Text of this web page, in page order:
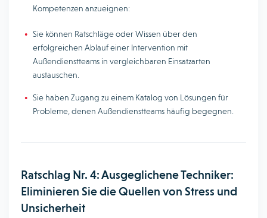
Kompetenzen anzueignen:
Sie können Ratschläge oder Wissen über den
erfolgreichen Ablauf einer Intervention mit
Außendienstteams in vergleichbaren Einsatzarten
austauschen.
Sie haben Zugang zu einem Katalog von Lösungen für
Probleme, denen Außendienstteams häufig begegnen.
Ratschlag Nr. 4: Ausgeglichene Techniker:
Eliminieren Sie die Quellen von Stress und
Unsicherheit